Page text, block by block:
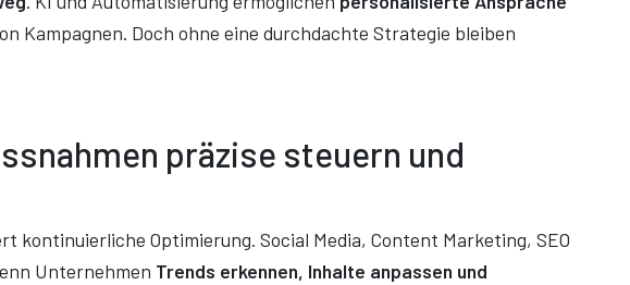
Kampagnen. Doch ohne eine durchdachte Strategie bleiben
präzise steuern und
kontinuierliche Optimierung. Social Media, Content Marketing, SEO
Unternehmen Trends erkennen, Inhalte anpassen und